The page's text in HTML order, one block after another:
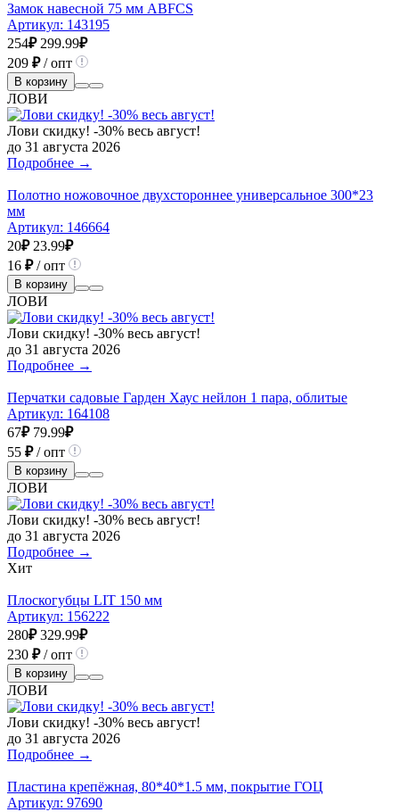
Замок навесной 75 мм ABFCS
Артикул: 143195
254₽ 299.99₽
209 ₽/ опт
В корзину
ЛОВИ
Лови скидку! -30% весь август!
до 31 августа 2026
Подробнее →
Полотно ножовочное двухстороннее универсальное 300*23
мм
Артикул: 146664
20₽ 23.99₽
16 ₽/ опт
В корзину
ЛОВИ
Лови скидку! -30% весь август!
до 31 августа 2026
Подробнее →
Перчатки садовые Гарден Хаус нейлон 1 пара, облитые
Артикул: 164108
67₽ 79.99₽
55 ₽/ опт
В корзину
ЛОВИ
Лови скидку! -30% весь август!
до 31 августа 2026
Подробнее →
Хит
Плоскогубцы LIT 150 мм
Артикул: 156222
280₽ 329.99₽
230 ₽/ опт
В корзину
ЛОВИ
Лови скидку! -30% весь август!
до 31 августа 2026
Подробнее →
Пластина крепёжная, 80*40*1.5 мм, покрытие ГОЦ
Артикул: 97690